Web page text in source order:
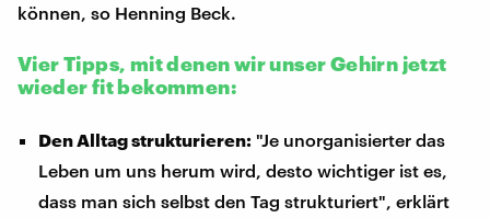
können, so Henning Beck.
Vier Tipps, mit denen wir unser Gehirn jetzt
wieder fit bekommen:
Den Alltag strukturieren: "Je unorganisierter das
Leben um uns herum wird, desto wichtiger ist es,
dass man sich selbst den Tag strukturiert", erklärt